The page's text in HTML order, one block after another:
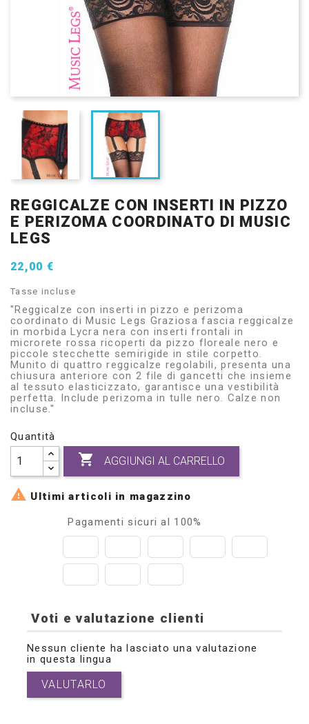
REGGICALZE CON INSERTI IN PIZZO
E PERIZOMA COORDINATO DI MUSIC
LEGS
22,00 €
Tasse incluse
"Reggicalze con inserti in pizzo e perizoma
coordinato di Music Legs Graziosa fascia reggicalze
in morbida Lycra nera con inserti frontali in
microrete rossa ricoperti da pizzo floreale nero e
piccole stecchette semirigide in stile corpetto.
Munito di quattro reggicalze regolabili, presenta una
chiusura anteriore con 2 file di gancetti che insieme
al tessuto elasticizzato, garantisce una vestibilità
perfetta. Include perizoma in tulle nero. Calze non
incluse."
Quantità
 AGGIUNGI AL CARRELLO
 Ultimi articoli in magazzino
Pagamenti sicuri al 100%
Voti e valutazione clienti
Nessun cliente ha lasciato una valutazione
in questa lingua
VALUTARLO